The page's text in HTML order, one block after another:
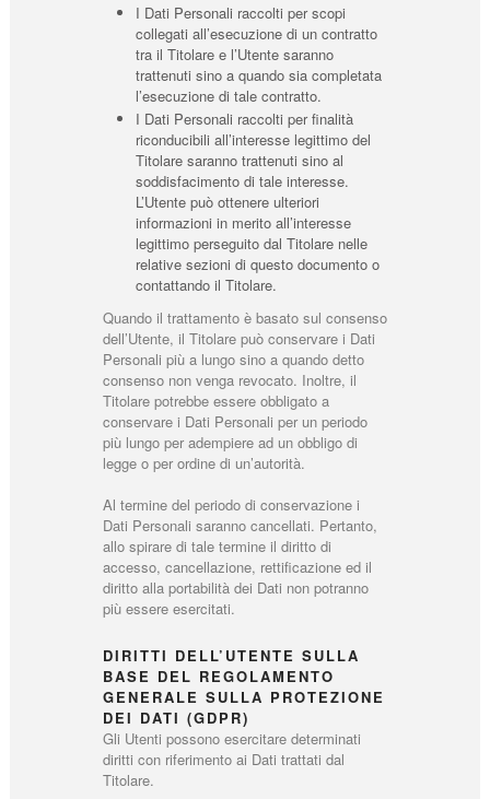
I Dati Personali raccolti per scopi
collegati all’esecuzione di un contratto
tra il Titolare e l’Utente saranno
trattenuti sino a quando sia completata
l’esecuzione di tale contratto.
I Dati Personali raccolti per finalità
riconducibili all’interesse legittimo del
Titolare saranno trattenuti sino al
soddisfacimento di tale interesse.
L’Utente può ottenere ulteriori
informazioni in merito all’interesse
legittimo perseguito dal Titolare nelle
relative sezioni di questo documento o
contattando il Titolare.
Quando il trattamento è basato sul consenso
dell’Utente, il Titolare può conservare i Dati
Personali più a lungo sino a quando detto
consenso non venga revocato. Inoltre, il
Titolare potrebbe essere obbligato a
conservare i Dati Personali per un periodo
più lungo per adempiere ad un obbligo di
legge o per ordine di un’autorità.
Al termine del periodo di conservazione i
Dati Personali saranno cancellati. Pertanto,
allo spirare di tale termine il diritto di
accesso, cancellazione, rettificazione ed il
diritto alla portabilità dei Dati non potranno
più essere esercitati.
DIRITTI DELL’UTENTE SULLA
BASE DEL REGOLAMENTO
GENERALE SULLA PROTEZIONE
DEI DATI (GDPR)
Gli Utenti possono esercitare determinati
diritti con riferimento ai Dati trattati dal
Titolare.